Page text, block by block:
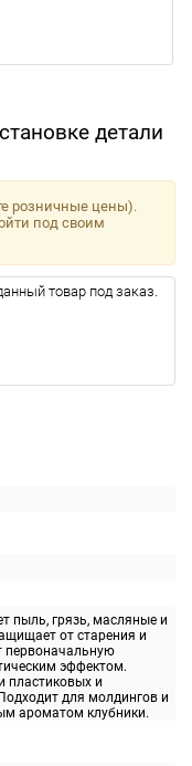
детали
пыль, грязь, масляные и
от старения и
первоначальную
эффектом.
пластиковых и
для молдингов и
ароматом клубники.
розничные цены).
под своим
товар под заказ.